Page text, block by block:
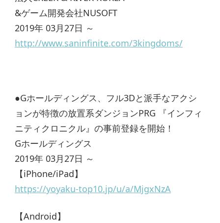
&ゲーム開発会社NUSOFT
2019年 03月27日 ～
http://www.saninfinite.com/3kingdoms/
●Gホールディングス、フル3Dと派手なアクシ
ョンが特徴の放置系ダンジョンPRG 『インフィ
ニティクロニクル』の事前登録を開始！
Gホールディングス
2019年 03月27日 ～
【iPhone/iPad】
https://yoyaku-top10.jp/u/a/MjgxNzA
【Android】